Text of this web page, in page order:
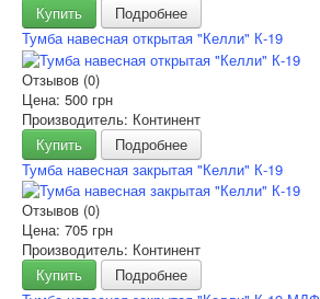
Купить
Подробнее
Тумба навесная открытая "Келли" К-19
Отзывов (0)
Цена: 500 грн
Производитель: Континент
Купить
Подробнее
Тумба навесная закрытая "Келли" К-19
Отзывов (0)
Цена: 705 грн
Производитель: Континент
Купить
Подробнее